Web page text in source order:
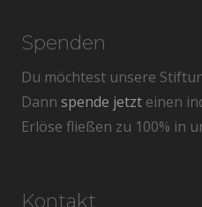
Spenden
Du möchtest unsere
Dann spende jetzt einen
Erlöse fließen zu 100% in
Kontakt